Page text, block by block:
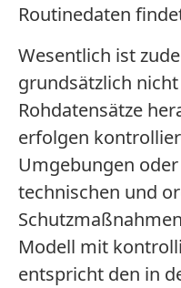
Routinedaten
Wesentlich ist
grundsätzlich
Rohdatensätze
erfolgen
Umgebungen
technischen und
Modell mit
entspricht den in